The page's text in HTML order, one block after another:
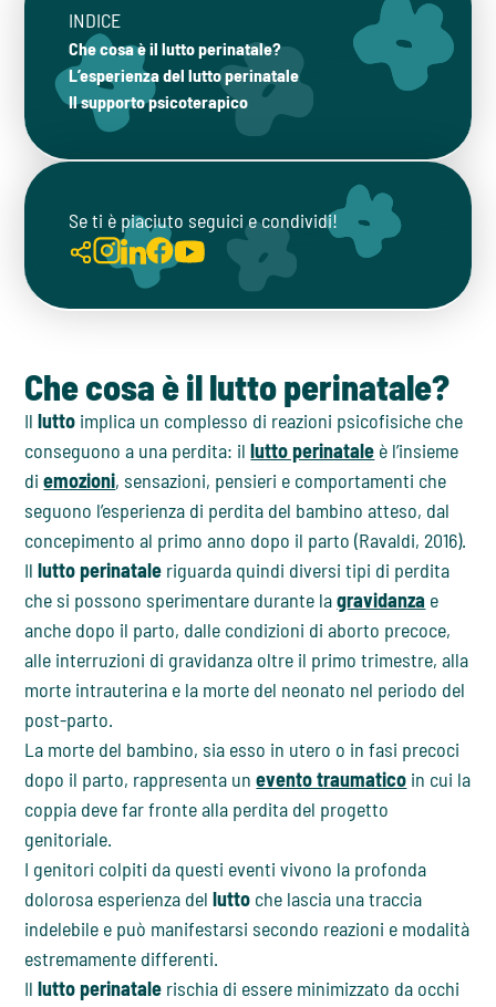
INDICE
Che cosa è il lutto perinatale?
L’esperienza del lutto perinatale
Il supporto psicoterapico
Se ti è piaciuto seguici e condividi!
Che cosa è il lutto perinatale?
Illutto implica un complesso di reazioni psicofisiche che
conseguono a una perdita: illutto perinatale è l’insieme
diemozioni, sensazioni, pensieri e comportamenti che
seguono l’esperienza di perdita del bambino atteso, dal
concepimento al primo anno dopo il parto (Ravaldi, 2016).
Illutto perinatale riguarda quindi diversi tipi di perdita
che si possono sperimentare durante lagravidanza e
anche dopo il parto, dalle condizioni di aborto precoce,
alle interruzioni di gravidanza oltre il primo trimestre, alla
morte intrauterina e la morte del neonato nel periodo del
post-parto.
La morte del bambino, sia esso in utero o in fasi precoci
dopo il parto, rappresenta unevento traumatico in cui la
coppia deve far fronte alla perdita del progetto
genitoriale.
I genitori colpiti da questi eventi vivono la profonda
dolorosa esperienza dellutto che lascia una traccia
indelebile e può manifestarsi secondo reazioni e modalità
estremamente differenti.
Illutto perinatale rischia di essere minimizzato da occhi